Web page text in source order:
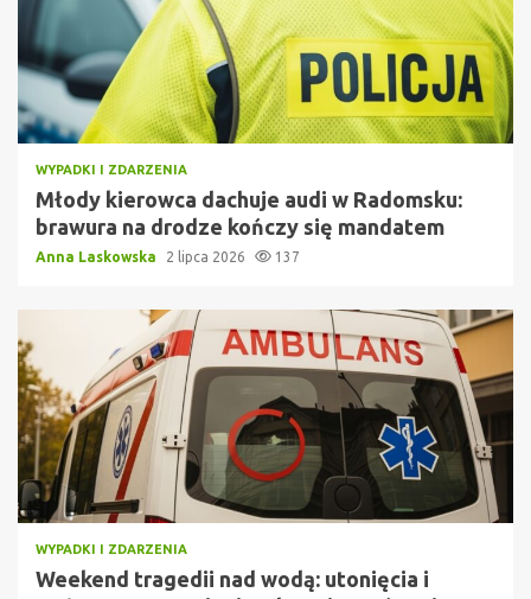
WYPADKI I ZDARZENIA
Młody kierowca dachuje audi w Radomsku:
brawura na drodze kończy się mandatem
Anna Laskowska 2 lipca 2026 137
WYPADKI I ZDARZENIA
Weekend tragedii nad wodą: utonięcia i